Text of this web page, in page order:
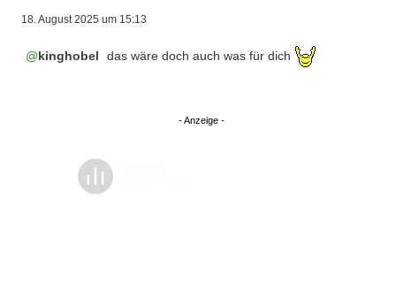
18. August 2025 um 15:13
kinghobel das wäre doch auch was für dich